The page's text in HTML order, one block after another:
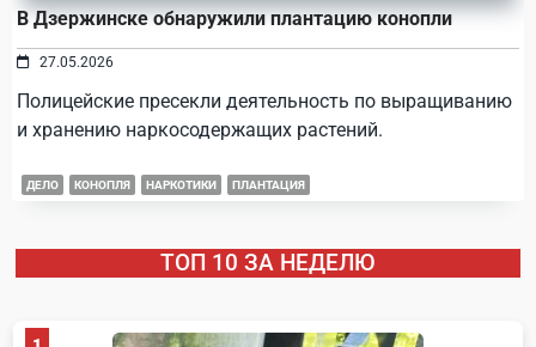
В Дзержинске обнаружили плантацию конопли
27.05.2026
Полицейские пресекли деятельность по выращиванию
и хранению наркосодержащих растений.
ДЕЛО КОНОПЛЯ НАРКОТИКИ ПЛАНТАЦИЯ
ТОП 10 ЗА НЕДЕЛЮ